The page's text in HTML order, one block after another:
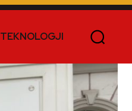
TEKNOLOGJI